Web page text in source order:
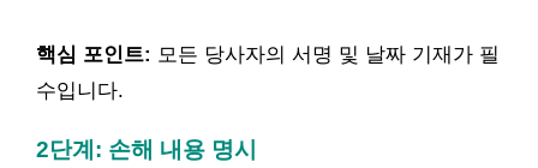
핵심 포인트: 모든 당사자의 서명 및 날짜 기재가 필
수입니다.
2단계: 손해 내용 명시